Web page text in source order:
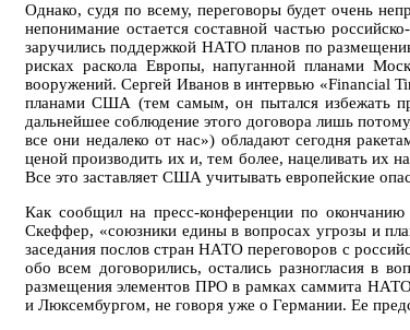
Однако, судя по всему, переговоры будет очень
непонимание остается составной частью
заручились поддержкой НАТО планов по
рисках раскола Европы, напуганной планами
вооружений. Сергей Иванов в интервью «Financial
планами США (тем самым, он пытался избежать
дальнейшее соблюдение этого договора лишь
все они недалеко от нас») обладают сегодня
ценой производить их и, тем более, нацеливать их
Все это заставляет США учитывать европейские
Как сообщил на пресс-конференции по
Скеффер, «союзники едины в вопросах угрозы и
заседания послов стран НАТО переговоров с
обо всем договорились, остались разногласия в
размещения элементов ПРО в рамках саммита
и Люксембургом, не говоря уже о Германии. Ее